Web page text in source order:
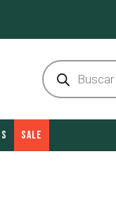
Búsqueda
de
productos
SALE